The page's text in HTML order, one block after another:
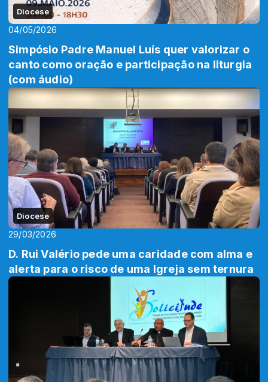
Diocese
04/05/2026
Simpósio Padre Manuel Luís quer valorizar o
canto como oração e participação na liturgia
(com áudio)
Diocese
29/03/2026
D. Rui Valério pede uma caridade com alma e
alerta para o risco de uma Igreja sem ternura